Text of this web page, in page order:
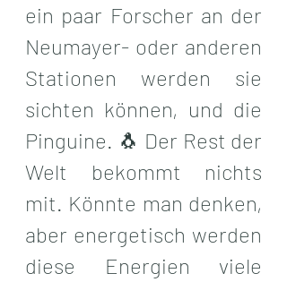
ein paar Forscher an der
Neumayer- oder anderen
Stationen werden sie
sichten können, und die
Pinguine. 🐧 Der Rest der
Welt bekommt nichts
mit. Könnte man denken,
aber energetisch werden
diese Energien viele